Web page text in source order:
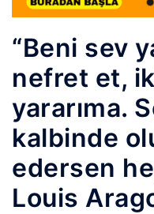
“Beni sev
nefret et,
yararıma.
kalbinde
edersen
Louis